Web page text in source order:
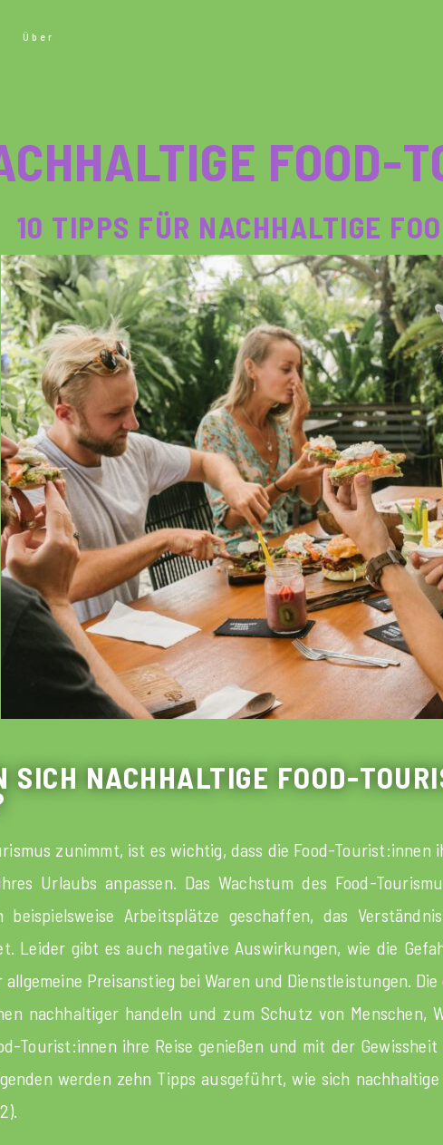
Über
FOOD-
10 TIPPS FÜR NACHHALTIGE
SICH NACHHALTIGE FOOD-
zunimmt, ist es wichtig, dass die Food-
Urlaubs anpassen. Das Wachstum des Food-
beispielsweise Arbeitsplätze geschaffen, das
Leider gibt es auch negative Auswirkungen, wie die
Preisanstieg bei Waren und Dienstleistungen.
nachhaltiger handeln und zum Schutz von Menschen,
Tourist:innen ihre Reise genießen und mit der
werden zehn Tipps ausgeführt, wie sich